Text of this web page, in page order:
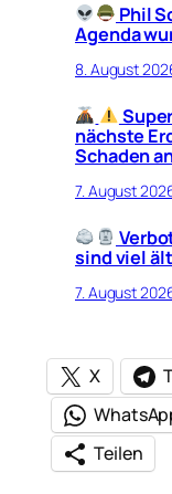
Phil
Agenda
8. August
nächste
Schaden
7. August
sind viel
7. August
X
Teilen